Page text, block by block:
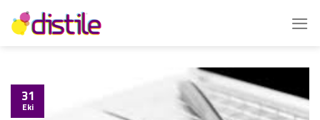
İçeriğe
atla
31
Eki